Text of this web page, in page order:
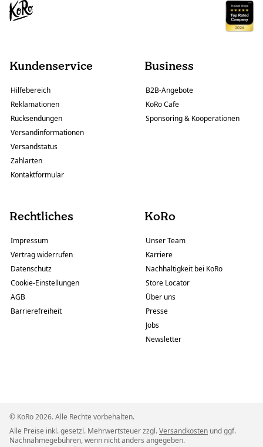
Kundenservice
Hilfebereich
Reklamationen
Rücksendungen
Versandinformationen
Versandstatus
Zahlarten
Kontaktformular
Business
B2B-Angebote
KoRo Cafe
Sponsoring & Kooperationen
Rechtliches
Impressum
Vertrag widerrufen
Datenschutz
Cookie-Einstellungen
AGB
Barrierefreiheit
KoRo
Unser Team
Karriere
Nachhaltigkeit bei KoRo
Store Locator
Über uns
Presse
Jobs
Newsletter
© KoRo 2026. Alle Rechte vorbehalten.
Alle Preise inkl. gesetzl. Mehrwertsteuer zzgl.Versandkosten und ggf.
Nachnahmegebühren, wenn nicht anders angegeben.